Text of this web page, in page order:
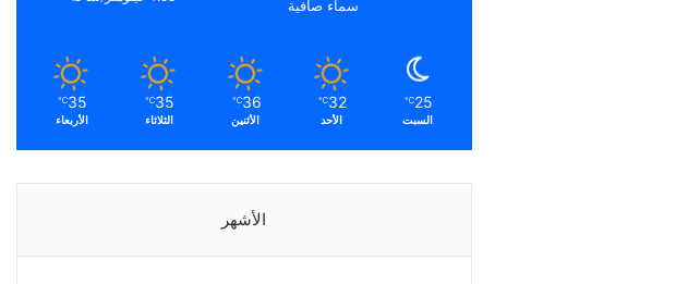
سماء صافية
25
℃
السبت
32
℃
الأحد
36
℃
الأثنين
35
℃
الثلاثاء
35
℃
الأربعاء
الأشهر